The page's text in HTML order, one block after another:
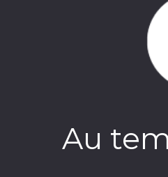
Au